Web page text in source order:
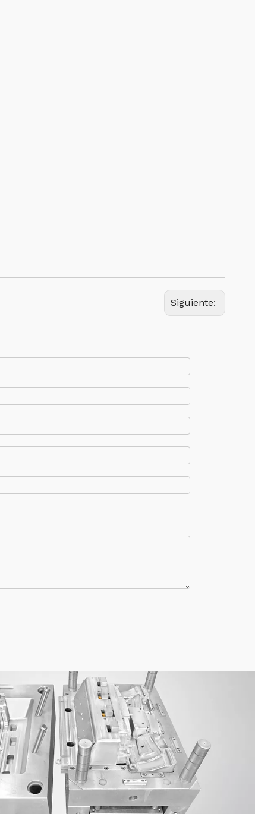
Siguiente: